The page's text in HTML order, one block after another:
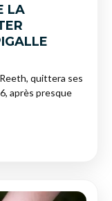
LA
quittera ses
après presque